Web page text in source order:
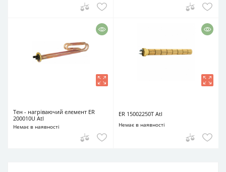
Тен - нагріваючий елемент ER
200010U Atl
Немає в наявності
ER 15002250T Atl
Немає в наявності